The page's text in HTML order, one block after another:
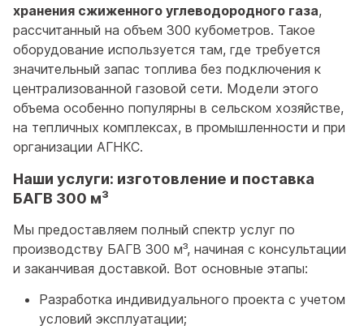
хранения сжиженного углеводородного газа,
рассчитанный на объем 300 кубометров. Такое
оборудование используется там, где требуется
значительный запас топлива без подключения к
централизованной газовой сети. Модели этого
объема особенно популярны в сельском хозяйстве,
на тепличных комплексах, в промышленности и при
организации АГНКС.
Наши услуги: изготовление и поставка
БАГВ 300 м³
Мы предоставляем полный спектр услуг по
производству БАГВ 300 м³, начиная с консультации
и заканчивая доставкой. Вот основные этапы:
Разработка индивидуального проекта с учетом
условий эксплуатации;